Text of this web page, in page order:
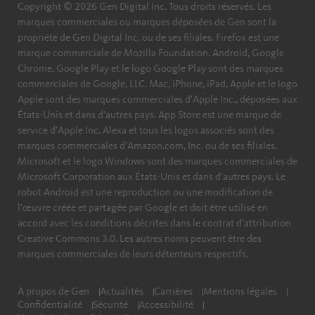
LANCEZ LA MISE À JOUR ANTIVIRUS D’AVIRA.
Ouvrez le logiciel Avira, cliquez sur Update
(Mettre à
jour) dans le menu du haut et sélectionnezManual
Update(mise à jour manuelle).
CHARGEZ L’ARCHIVE DE MISE À JOUR AVIRA (LE
FUSEBUNDLE).
Dans la fenêtre pop-up, allez jusqu’au
Copyright © 2026 Gen Digital Inc. Tous droits réservés. Les
marques commerciales ou marques déposées de Gen sont la
propriété de Gen Digital Inc. ou de ses filiales. Firefox est une
marque commerciale de Mozilla Foundation. Android, Google
Chrome, Google Play et le logo Google Play sont des marques
commerciales de Google, LLC. Mac, iPhone, iPad, Apple et le logo
Apple sont des marques commerciales d'Apple Inc., déposées aux
États-Unis et dans d'autres pays. App Store est une marque de
service d'Apple Inc. Alexa et tous les logos associés sont des
marques commerciales d'Amazon.com, Inc. ou de ses filiales.
Microsoft et le logo Windows sont des marques commerciales de
Microsoft Corporation aux États-Unis et dans d'autres pays. Le
robot Android est une reproduction ou une modification de
l'œuvre créée et partagée par Google et doit être utilisé en
accord avec les conditions décrites dans le contrat d'attribution
Creative Commons 3.0. Les autres noms peuvent être des
marques commerciales de leurs détenteurs respectifs.
À propos de Gen Actualités Carrières
Mentions légales
Confidentialité
Sécurité
Accessibilité